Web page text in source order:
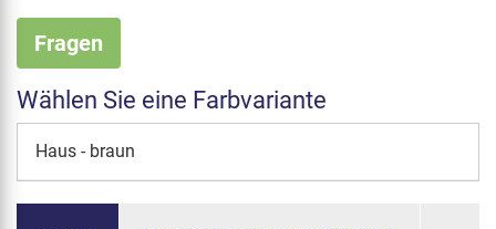
Fragen
Wählen Sie eine Farbvariante
Haus - braun